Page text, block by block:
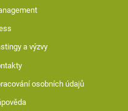
a výzvy
osobních údajů